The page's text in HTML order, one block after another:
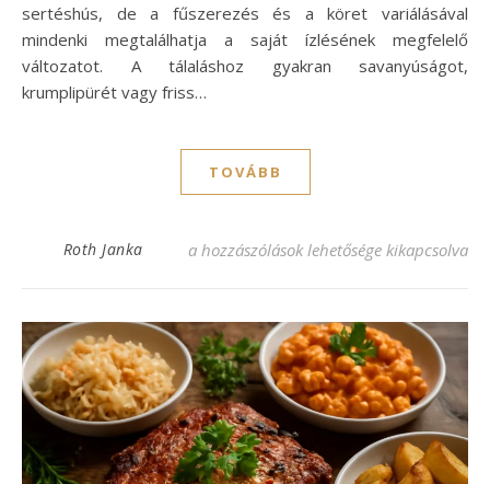
sertéshús, de a fűszerezés és a köret variálásával
mindenki megtalálhatja a saját ízlésének megfelelő
változatot. A tálaláshoz gyakran savanyúságot,
krumplipürét vagy friss…
TOVÁBB
Roth Janka Cigánypecsenye recept – Ínycsiklandó
a hozzászólások lehetősége kikapcsolva